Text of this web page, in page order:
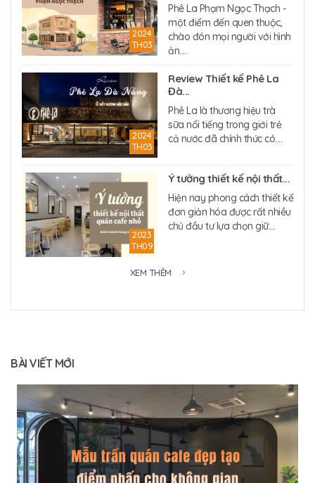
2024
TH03
Phê La Phạm Ngọc Thạch -
một điểm đến quen thuộc,
chào đón mọi người với hình
ản....
2024
TH03
Review Thiết kế Phê La
Đà...
Phê La là thương hiệu trà
sữa nổi tiếng trong giới trẻ
cả nước đã chính thức có....
2023
TH09
Ý tưởng thiết kế nội thất...
Hiện nay phong cách thiết kế
đơn giản hóa được rất nhiều
chủ đầu tư lựa chọn giữ....
XEM THÊM
BÀI VIẾT MỚI